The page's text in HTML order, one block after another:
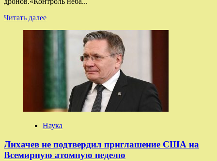
Читать далееПрочитать
о
Военные
ВС
РФ
применении
время
штурмов
Наука
Лихачев не подтвердил приглашение США на
Всемирную атомную неделю